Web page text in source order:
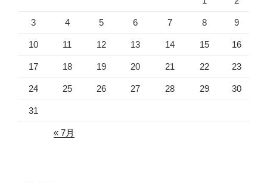
3 4 5 6 7 8 9
10 11 12 13 14 15 16
17 18 19 20 21 22 23
24 25 26 27 28 29 30
31
« 7月